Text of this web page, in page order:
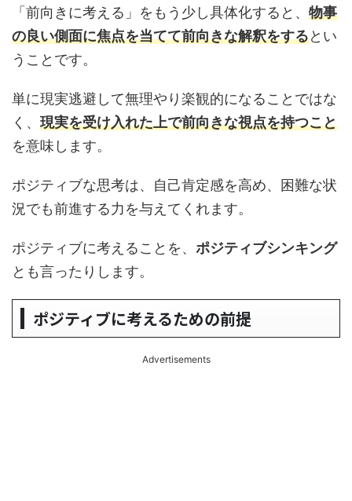
「前向きに考える」をもう少し具体化すると、 物事
の良い側面に焦点を当てて前向きな解釈をするとい
うことです。
単に現実逃避して無理やり楽観的になることではな
く、 現実を受け入れた上で前向きな視点を持つこと
を意味します。
ポジティブな思考は、自己肯定感を高め、困難な状
況でも前進する力を与えてくれます。
ポジティブに考えることを、 ポジティブシンキング
とも言ったりします。
ポジティブに考えるための前提
Advertisements